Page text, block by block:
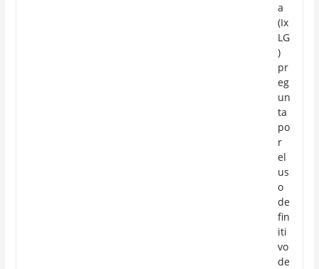
a
(Ix
LG
)
pr
eg
un
ta
po
r
el
us
o
de
fin
iti
vo
de